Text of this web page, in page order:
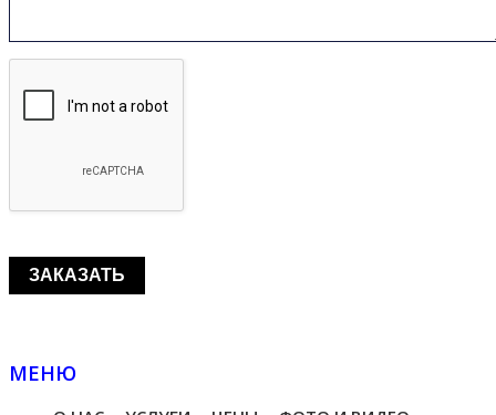
МЕНЮ